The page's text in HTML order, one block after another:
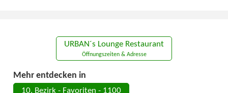
URBAN´s Lounge Restaurant
Öffnungszeiten & Adresse
Mehr entdecken in
10. Bezirk - Favoriten - 1100